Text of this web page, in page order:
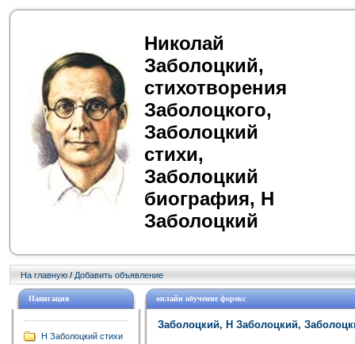
Николай
Заболоцкий,
стихотворения
Заболоцкого,
Заболоцкий
стихи,
Заболоцкий
биография, Н
Заболоцкий
На главную / Добавить объявление
Навигация
Н Заболоцкий стихи
онлайн обучение форекс
Заболоцкий, Н Заболоцкий,